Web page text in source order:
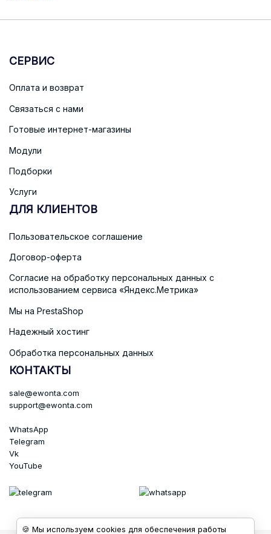
СЕРВИС
Оплата и возврат
Связаться с нами
Готовые интернет-магазины
Модули
Подборки
Услуги
ДЛЯ КЛИЕНТОВ
Пользовательское соглашение
Договор-оферта
Согласие на обработку персональных данных с
использованием сервиса «Яндекс.Метрика»
Мы на PrestaShop
Надежный хостинг
Обработка персональных данных
КОНТАКТЫ
sale@ewonta.com
support@ewonta.com
WhatsApp
Telegram
Vk
YouTube
🍪 Мы используем cookies для обеспечения работы